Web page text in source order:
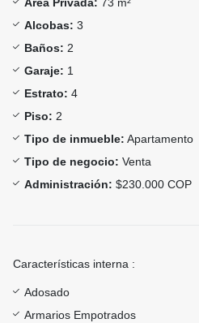
Alcobas: 3
Baños: 2
Garaje: 1
Estrato: 4
Piso: 2
Tipo de inmueble: Apartamento
Tipo de negocio: Venta
Administración: $230.000 COP
Características interna :
Adosado
Armarios Empotrados